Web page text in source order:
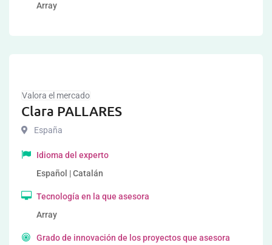
Array
Valora el mercado
Clara PALLARES
España
Idioma del experto
Español | Catalán
Tecnología en la que asesora
Array
Grado de innovación de los proyectos que asesora